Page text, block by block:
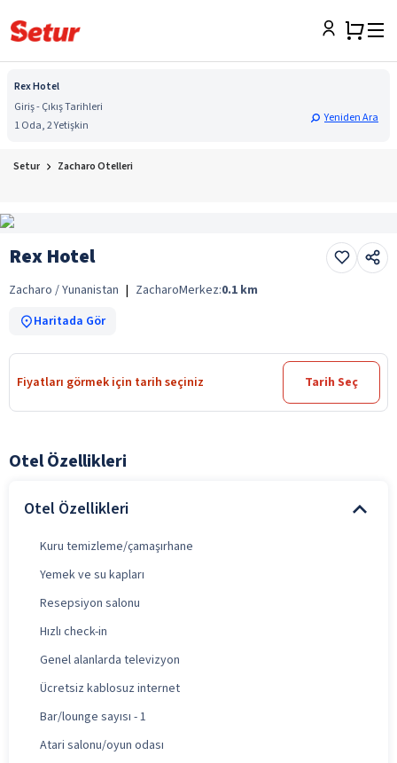
Rex Hotel
Giriş - Çıkış Tarihleri
1 Oda, 2 Yetişkin
Yeniden Ara
Setur Zacharo Otelleri
Rex Hotel
Zacharo / Yunanistan | ZacharoMerkez:0.1 km
Haritada Gör
Fiyatları görmek için tarih seçiniz Tarih Seç
Otel Özellikleri
Otel Özellikleri
Kuru temizleme/çamaşırhane
Yemek ve su kapları
Resepsiyon salonu
Hızlı check-in
Genel alanlarda televizyon
Ücretsiz kablosuz internet
Bar/lounge sayısı - 1
Atari salonu/oyun odası